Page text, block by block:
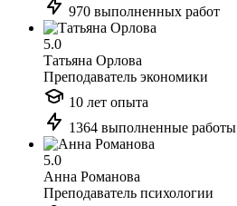
970 выполненных работ
5.0
Татьяна Орлова
Преподаватель экономики
10 лет опыта
1364 выполненные работы
5.0
Анна Романова
Преподаватель психологии